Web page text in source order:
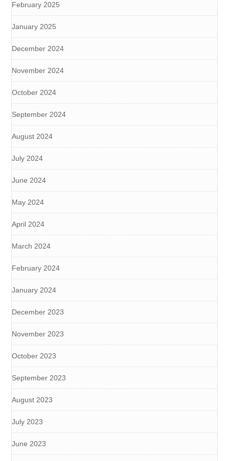
February 2025
January 2025
December 2024
November 2024
October 2024
September 2024
August 2024
July 2024
June 2024
May 2024
April 2024
March 2024
February 2024
January 2024
December 2023
November 2023
October 2023
September 2023
August 2023
July 2023
June 2023